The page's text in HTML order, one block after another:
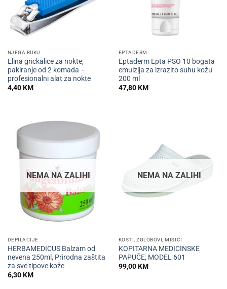
NJEGA RUKU
Elina grickalice za nokte,
pakiranje od 2 komada –
profesionalni alat za nokte
4,40KM
EPTADERM
Eptaderm Epta PSO 10 bogata
emulzija za izrazito suhu kožu
200 ml
47,80KM
NEMA NA ZALIHI
DEPILACIJE
HERBAMEDICUS Balzam od
nevena 250ml, Prirodna zaštita
za sve tipove kože
6,30KM
NEMA NA ZALIHI
KOSTI, ZGLOBOVI, MIŠIĆI
KOPITARNA MEDICINSKE
PAPUČE, MODEL 601
99,00KM